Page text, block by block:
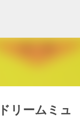
リームミュ